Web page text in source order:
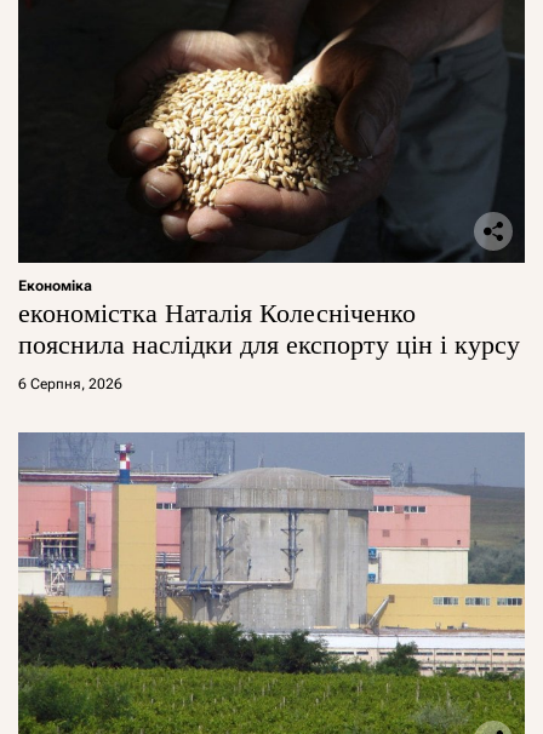
Економіка
економістка Наталія Колесніченко
пояснила наслідки для експорту цін і курсу
6 Серпня, 2026